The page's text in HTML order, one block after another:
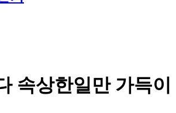
속상한일만 가득이